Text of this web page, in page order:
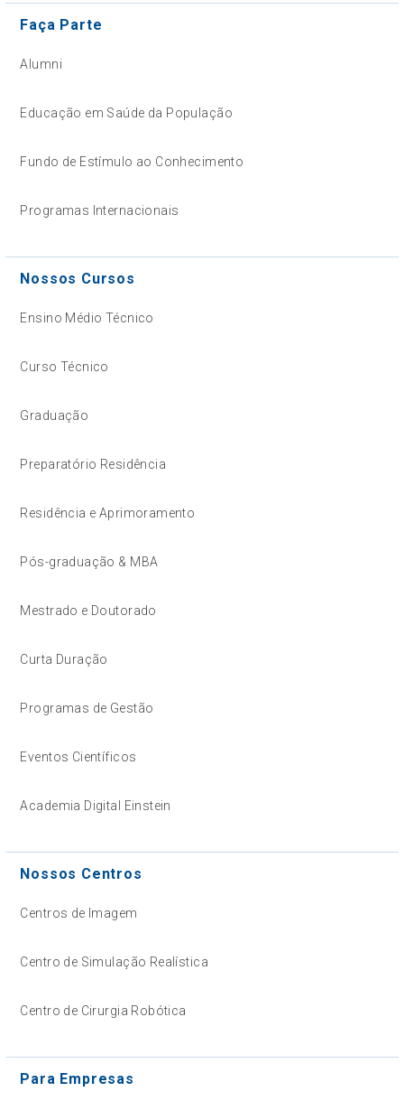
Faça Parte
Alumni
Educação em Saúde da População
Fundo de Estímulo ao Conhecimento
Programas Internacionais
Nossos Cursos
Ensino Médio Técnico
Curso Técnico
Graduação
Preparatório Residência
Residência e Aprimoramento
Pós-graduação & MBA
Mestrado e Doutorado
Curta Duração
Programas de Gestão
Eventos Científicos
Academia Digital Einstein
Nossos Centros
Centros de Imagem
Centro de Simulação Realística
Centro de Cirurgia Robótica
Para Empresas